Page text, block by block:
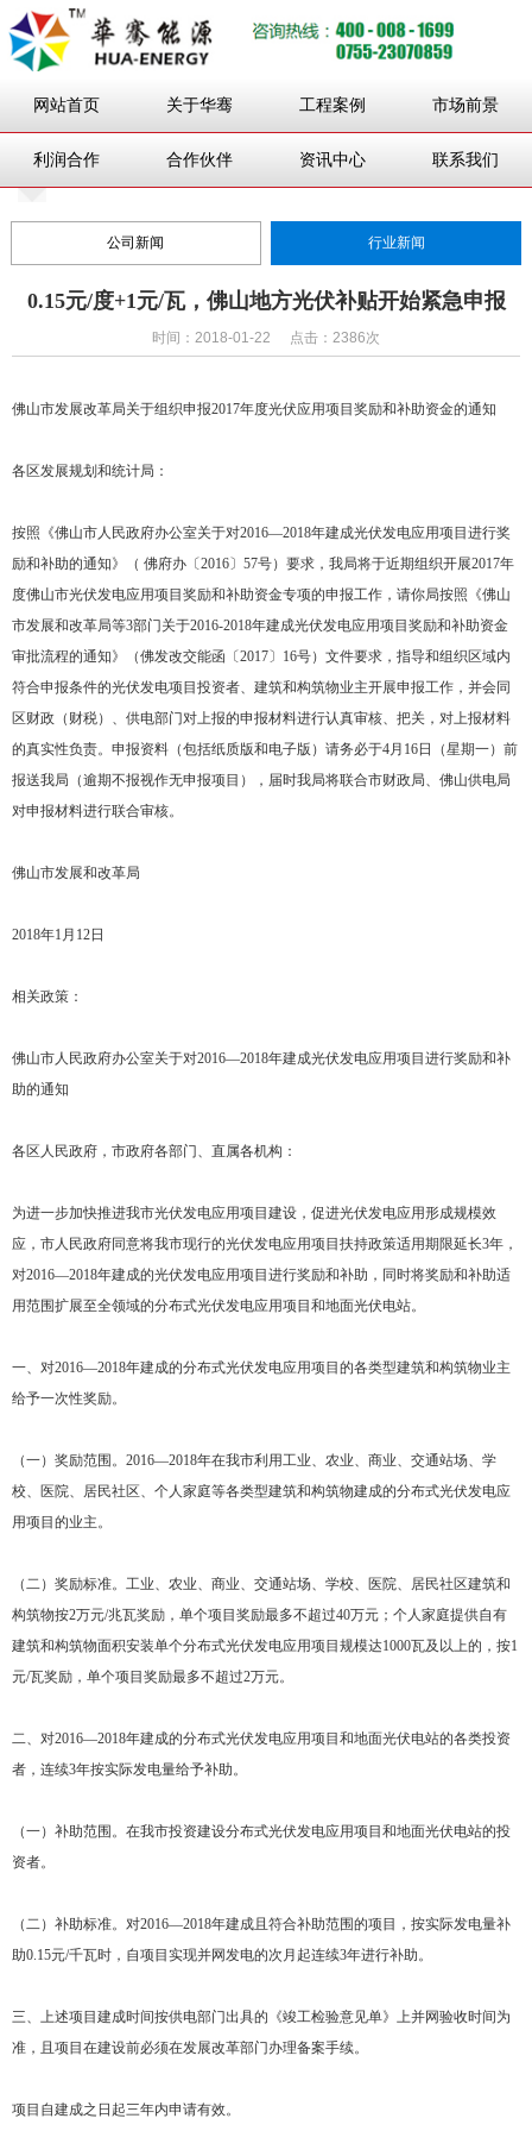
网站首页 关于华骞 工程案例 市场前景
利润合作 合作伙伴 资讯中心 联系我们
公司新闻 行业新闻
0.15元/度+1元/瓦，佛山地方光伏补贴开始紧急申报
时间：2018-01-22 点击：2386次
佛山市发展改革局关于组织申报2017年度光伏应用项目奖励和补助资金的通知
各区发展规划和统计局：
按照《佛山市人民政府办公室关于对2016—2018年建成光伏发电应用项目进行奖
励和补助的通知》（ 佛府办〔2016〕57号）要求，我局将于近期组织开展2017年
度佛山市光伏发电应用项目奖励和补助资金专项的申报工作，请你局按照《佛山
市发展和改革局等3部门关于2016-2018年建成光伏发电应用项目奖励和补助资金
审批流程的通知》（佛发改交能函〔2017〕16号）文件要求，指导和组织区域内
符合申报条件的光伏发电项目投资者、建筑和构筑物业主开展申报工作，并会同
区财政（财税）、供电部门对上报的申报材料进行认真审核、把关，对上报材料
的真实性负责。申报资料（包括纸质版和电子版）请务必于4月16日（星期一）前
报送我局（逾期不报视作无申报项目），届时我局将联合市财政局、佛山供电局
对申报材料进行联合审核。
佛山市发展和改革局
2018年1月12日
相关政策：
佛山市人民政府办公室关于对2016—2018年建成光伏发电应用项目进行奖励和补
助的通知
各区人民政府，市政府各部门、直属各机构：
为进一步加快推进我市光伏发电应用项目建设，促进光伏发电应用形成规模效
应，市人民政府同意将我市现行的光伏发电应用项目扶持政策适用期限延长3年，
对2016—2018年建成的光伏发电应用项目进行奖励和补助，同时将奖励和补助适
用范围扩展至全领域的分布式光伏发电应用项目和地面光伏电站。
一、对2016—2018年建成的分布式光伏发电应用项目的各类型建筑和构筑物业主
给予一次性奖励。
（一）奖励范围。2016—2018年在我市利用工业、农业、商业、交通站场、学
校、医院、居民社区、个人家庭等各类型建筑和构筑物建成的分布式光伏发电应
用项目的业主。
（二）奖励标准。工业、农业、商业、交通站场、学校、医院、居民社区建筑和
构筑物按2万元/兆瓦奖励，单个项目奖励最多不超过40万元；个人家庭提供自有
建筑和构筑物面积安装单个分布式光伏发电应用项目规模达1000瓦及以上的，按1
元/瓦奖励，单个项目奖励最多不超过2万元。
二、对2016—2018年建成的分布式光伏发电应用项目和地面光伏电站的各类投资
者，连续3年按实际发电量给予补助。
（一）补助范围。在我市投资建设分布式光伏发电应用项目和地面光伏电站的投
资者。
（二）补助标准。对2016—2018年建成且符合补助范围的项目，按实际发电量补
助0.15元/千瓦时，自项目实现并网发电的次月起连续3年进行补助。
三、上述项目建成时间按供电部门出具的《竣工检验意见单》上并网验收时间为
准，且项目在建设前必须在发展改革部门办理备案手续。
项目自建成之日起三年内申请有效。